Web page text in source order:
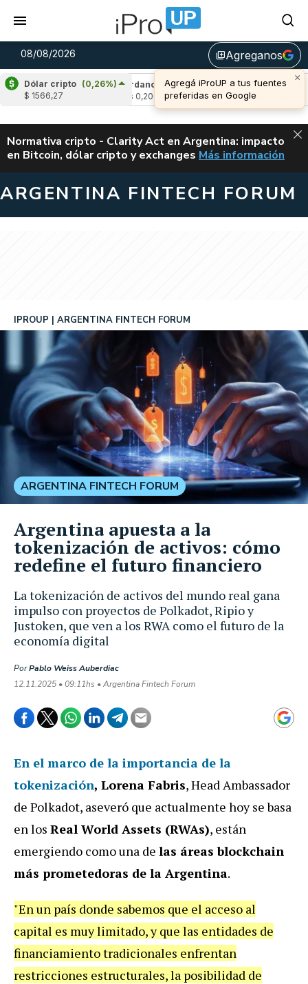
08/08/2026 library_addAgreganos
×
Agregá iProUP a tus fuentes
preferidas en Google
Dólar cripto (0,26%)
$ 1566,27
Cardano (0,18%)
u$s 0,20
Avalanche
u$s 6,52
ALERTA
Normativa cripto - Clarity Act en Argentina: impacto
en Bitcoin, dólar cripto y exchanges CLARITY ACT EN
Más información
ARGENTINA FINTECH FORUM
La tokenización de activos del mundo real gana
impulso con proyectos de Polkadot, Ripio y
Justoken, que ven a los RWA como el futuro de la
economía digital
IPROUP ARGENTINA FINTECH FORUM
PorPablo Weiss Auberdiac
12.11.2025 • 09:11hs • Argentina Fintech Forum
ARGENTINA FINTECH FORUM
Argentina apuesta a la
tokenización de activos: cómo
redefine el futuro financiero
En el marco de la importancia de la
tokenización, Lorena Fabris, Head Ambassador
de Polkadot, aseveró que actualmente hoy se basa
en los Real World Assets (RWAs), están
emergiendo como una de las áreas blockchain
más prometedoras de la Argentina.
"En un país donde sabemos que el acceso al
capital es muy limitado, y que las entidades de
financiamiento tradicionales enfrentan
restricciones estructurales, la posibilidad de